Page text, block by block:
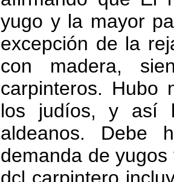
yugo y la mayor
excepción de la
con madera,
carpinteros. Hubo
los judíos, y así
aldeanos. Debe
demanda de